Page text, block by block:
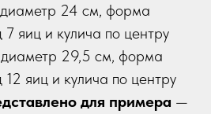
диаметр 24 см, форма
яиц и кулича по центру
диаметр 29,5 см, форма
яиц и кулича по центру
для примера —